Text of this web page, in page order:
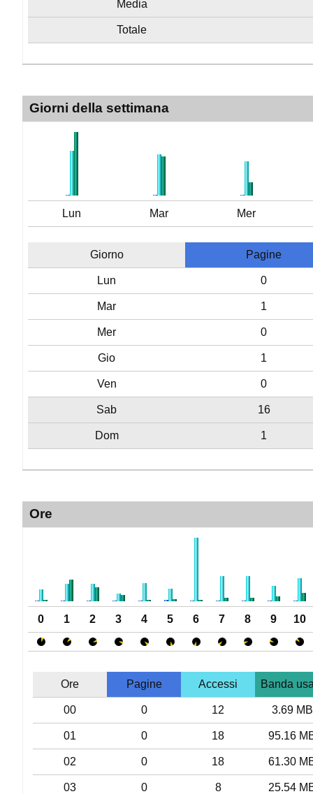
Media
Totale
Giorni della settimana
Lun Mar Mer
Giorno Pagine
Lun 0
Mar 1
Mer 0
Gio 1
Ven 0
Sab 16
Dom 1
Ore
0 1 2 3 4 5 6 7 8 9 10
Ore Pagine Accessi Banda
00 0 12 3.69 MB
01 0 18 95.16
02 0 18 61.30
03 0 8 25.54